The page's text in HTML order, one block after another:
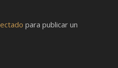
para publicar un